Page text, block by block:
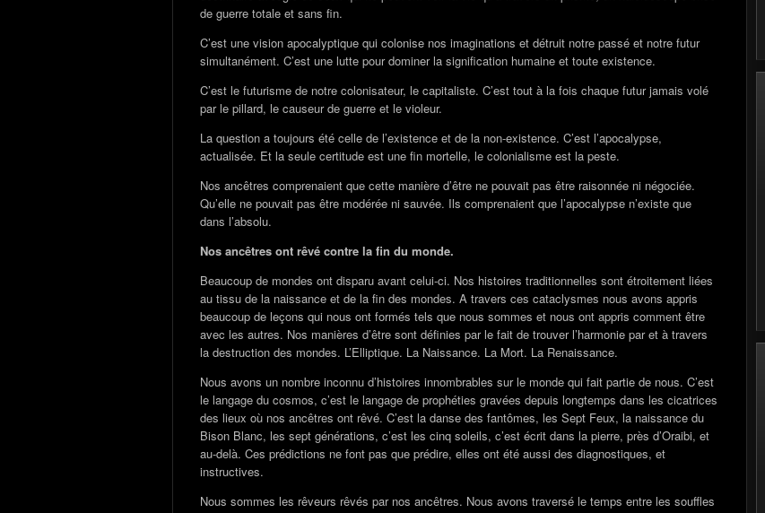
de guerre totale et sans fin.
C’est une vision apocalyptique qui colonise nos imaginations et détruit notre passé et notre futur
simultanément. C’est une lutte pour dominer la signification humaine et toute existence.
C’est le futurisme de notre colonisateur, le capitaliste. C’est tout à la fois chaque futur jamais volé
par le pillard, le causeur de guerre et le violeur.
La question a toujours été celle de l’existence et de la non-existence. C’est l’apocalypse,
actualisée. Et la seule certitude est une fin mortelle, le colonialisme est la peste.
Nos ancêtres comprenaient que cette manière d’être ne pouvait pas être raisonnée ni négociée.
Qu’elle ne pouvait pas être modérée ni sauvée. Ils comprenaient que l’apocalypse n’existe que
dans l’absolu.
Nos ancêtres ont rêvé contre la fin du monde.
Beaucoup de mondes ont disparu avant celui-ci. Nos histoires traditionnelles sont étroitement liées
au tissu de la naissance et de la fin des mondes. A travers ces cataclysmes nous avons appris
beaucoup de leçons qui nous ont formés tels que nous sommes et nous ont appris comment être
avec les autres. Nos manières d’être sont définies par le fait de trouver l’harmonie par et à travers
la destruction des mondes. L’Elliptique. La Naissance. La Mort. La Renaissance.
Nous avons un nombre inconnu d’histoires innombrables sur le monde qui fait partie de nous. C’est
le langage du cosmos, c’est le langage de prophéties gravées depuis longtemps dans les cicatrices
des lieux où nos ancêtres ont rêvé. C’est la danse des fantômes, les Sept Feux, la naissance du
Bison Blanc, les sept générations, c’est les cinq soleils, c’est écrit dans la pierre, près d’Oraibi, et
au-delà. Ces prédictions ne font pas que prédire, elles ont été aussi des diagnostiques, et
instructives.
Nous sommes les rêveurs rêvés par nos ancêtres. Nous avons traversé le temps entre les souffles